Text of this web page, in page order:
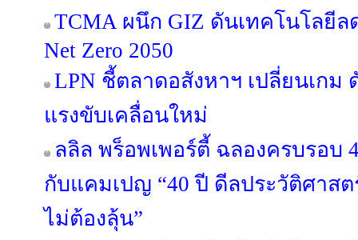
TCMA ผนึก GIZ ดันเทคโนโลยีล
Net Zero 2050
LPN ชี้ตลาดอสังหาฯ เปลี่ยนเก
แรงขับเคลื่อนใหม่
ลลิล พร็อพเพอร์ตี้ ฉลองครบรอบ
กับแคมเปญ “40 ปี ดีลประวัติศาส
ไม่ต้องลุ้น”